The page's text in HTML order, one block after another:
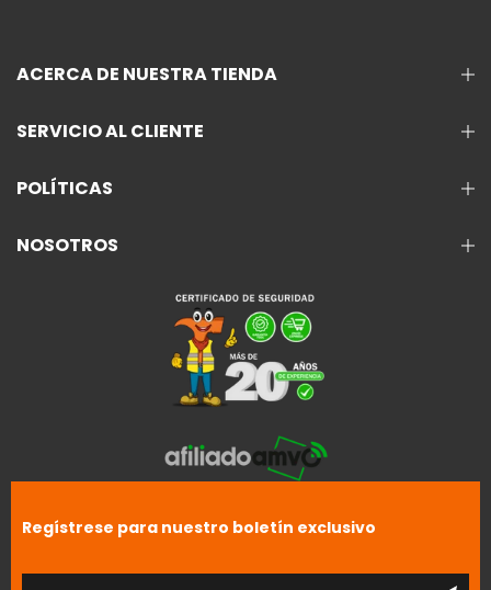
ACERCA DE NUESTRA TIENDA
SERVICIO AL CLIENTE
POLÍTICAS
NOSOTROS
Regístrese para nuestro boletín exclusivo